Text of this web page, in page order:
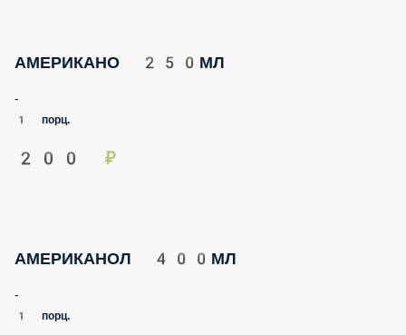
АМЕРИКАНО 250МЛ
-
1 порц.
200 ₽
АМЕРИКАНОЛ 400МЛ
-
1 порц.